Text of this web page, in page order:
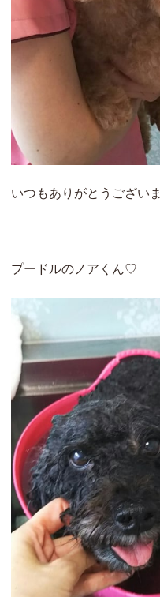
いつもありがとうござい
プードルのノアくん♡